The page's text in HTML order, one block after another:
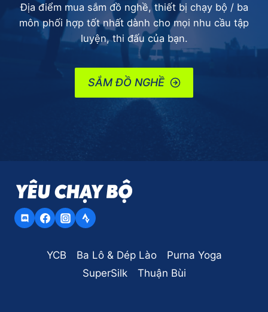
Địa điểm mua sắm đồ nghề, thiết bị chạy bộ / ba
môn phối hợp tốt nhất dành cho mọi nhu cầu tập
luyện, thi đấu của bạn.
SẮM ĐỒ NGHỀ
YCB Ba Lô & Dép Lào
Purna Yoga
SuperSilk
Thuận Bùi